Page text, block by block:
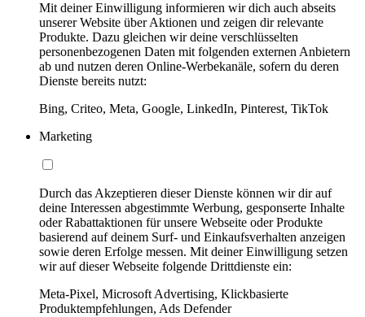
Mit deiner Einwilligung informieren wir dich auch abseits
unserer Website über Aktionen und zeigen dir relevante
Produkte. Dazu gleichen wir deine verschlüsselten
personenbezogenen Daten mit folgenden externen Anbietern
ab und nutzen deren Online-Werbekanäle, sofern du deren
Dienste bereits nutzt:
Bing, Criteo, Meta, Google, LinkedIn, Pinterest, TikTok
Marketing
Durch das Akzeptieren dieser Dienste können wir dir auf
deine Interessen abgestimmte Werbung, gesponserte Inhalte
oder Rabattaktionen für unsere Webseite oder Produkte
basierend auf deinem Surf- und Einkaufsverhalten anzeigen
sowie deren Erfolge messen. Mit deiner Einwilligung setzen
wir auf dieser Webseite folgende Drittdienste ein:
Meta-Pixel, Microsoft Advertising, Klickbasierte
Produktempfehlungen, Ads Defender